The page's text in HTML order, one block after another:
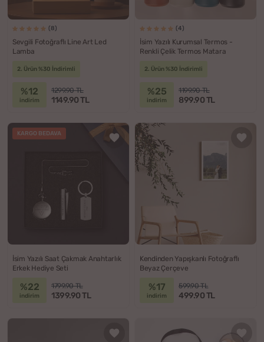
(8)
Sevgili Fotoğraflı Line Art Led
Lamba
2. Ürün %30 İndirimli
%12
indirim
1299.90 TL
1149.90 TL
(4)
İsim Yazılı Kurumsal Termos -
Renkli Çelik Termos Matara
2. Ürün %30 İndirimli
%25
indirim
1199.90 TL
899.90 TL
KARGO BEDAVA
İsim Yazılı Saat Çakmak Anahtarlık
Erkek Hediye Seti
%22
indirim
1799.90 TL
1399.90 TL
Kendinden Yapışkanlı Fotoğraflı
Beyaz Çerçeve
%17
indirim
599.90 TL
499.90 TL